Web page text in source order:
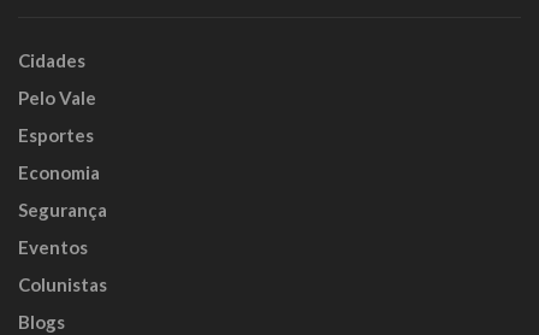
Cidades
Pelo Vale
Esportes
Economia
Segurança
Eventos
Colunistas
Blogs